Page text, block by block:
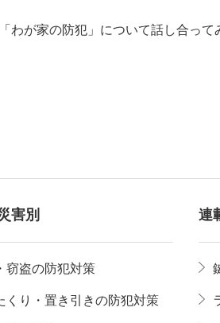
が家の防犯」について話し合って
害別
窃盗の防犯対策
くり・置き引きの防犯対策
連